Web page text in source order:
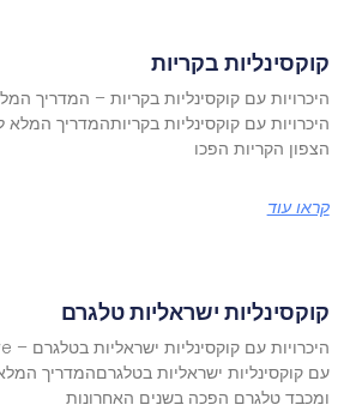
קוקסינליות בקריות
היכרויות עם קוקסינליות בקריותהמדריך המלא
הצפון הקריות הפכו
קראו עוד
קוקסינליות ישראליות טלגרם
עם קוקסינליות ישראליות בטלגרםהמדריך
ומכבד טלגרם הפכה בשנים האחרונות